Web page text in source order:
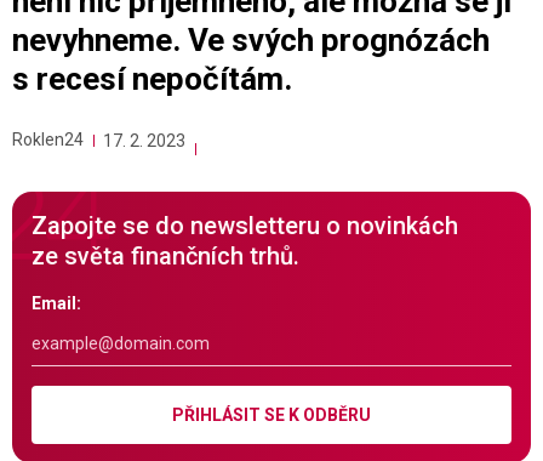
nevyhneme. Ve svých prognózách
s recesí nepočítám.
Roklen24 17. 2. 2023
Zapojte se do newsletteru o novinkách
ze světa finančních trhů.
Email:
PŘIHLÁSIT SE K ODBĚRU